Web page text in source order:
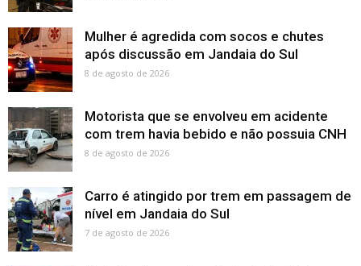
Mulher é agredida com socos e chutes
após discussão em Jandaia do Sul
8 de agosto de 2026
Motorista que se envolveu em acidente
com trem havia bebido e não possuia CNH
8 de agosto de 2026
Carro é atingido por trem em passagem de
nível em Jandaia do Sul
7 de agosto de 2026